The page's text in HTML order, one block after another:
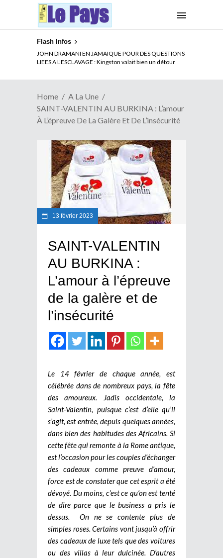
Flash Infos
JOHN DRAMANI EN JAMAIQUE POUR DES QUESTIONS
LIEES A L’ESCLAVAGE : Kingston valait bien un détour
ELECTION DE TALON A LA TETE DU SENAT BENINOIS :
Quand Patrice quitte le pouvoir sans partir !
Home
A La Une
SAINT-VALENTIN AU BURKINA : L’amour
À L’épreuve De La Galère Et De L’insécurité
13 février 2023
SAINT-VALENTIN
AU BURKINA :
L’amour à l’épreuve
de la galère et de
l’insécurité
Le 14 février de chaque année, est
célébrée dans de nombreux pays, la fête
des amoureux. Jadis occidentale, la
Saint-Valentin, puisque c’est d’elle qu’il
s’agit, est entrée, depuis quelques années,
dans bien des habitudes des Africains. Si
cette fête qui remonte à la Rome antique,
est l’occasion pour les couples d’échanger
des cadeaux comme preuve d’amour,
force est de constater que cet esprit a été
dévoyé. Du moins, c’est ce qu’on est tenté
de dire parce que le business a pris le
dessus. On ne se contente plus de
simples roses. Certains vont jusqu’à offrir
des cadeaux de luxe tels que des voitures
ou des villas à leur dulcinée. D’autres